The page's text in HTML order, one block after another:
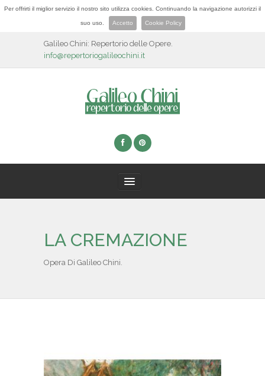
Per offrirti il miglior servizio il nostro sito utilizza cookies. Continuando la navigazione autorizzi il
suo uso. Accetto Cookie Policy
Galileo Chini: Repertorio delle Opere.
info@repertoriogalileochini.it
BIOGRAFIA
NEWS & EVENTI
LA CREMAZIONE
Opera Di Galileo Chini.